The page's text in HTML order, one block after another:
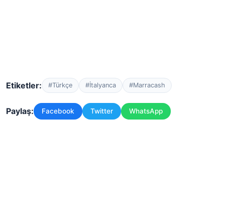
Etiketler: #Türkçe #İtalyanca #Marracash
Paylaş: Facebook Twitter WhatsApp